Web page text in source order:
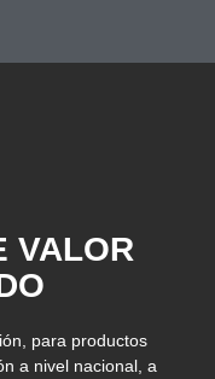
VALOR
para productos
a nivel nacional, a